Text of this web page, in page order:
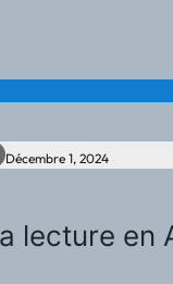
Décembre 1, 2024
lecture en